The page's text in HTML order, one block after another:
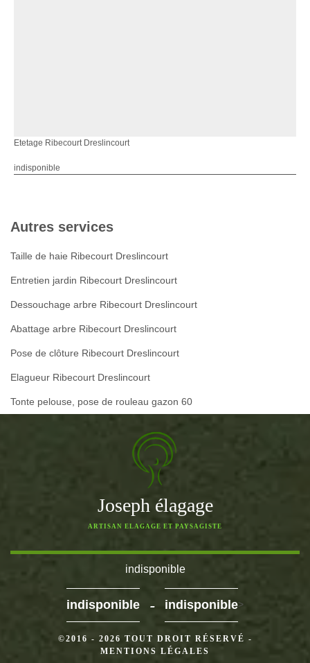
Etetage Ribecourt Dreslincourt
indisponible
Autres services
Taille de haie Ribecourt Dreslincourt
Entretien jardin Ribecourt Dreslincourt
Dessouchage arbre Ribecourt Dreslincourt
Abattage arbre Ribecourt Dreslincourt
Pose de clôture Ribecourt Dreslincourt
Elagueur Ribecourt Dreslincourt
Tonte pelouse, pose de rouleau gazon 60
Joseph élagage
ARTISAN ELAGAGE ET PAYSAGISTE
indisponible
indisponible - indisponible>
©2016 - 2026 TOUT DROIT RÉSERVÉ -
MENTIONS LÉGALES